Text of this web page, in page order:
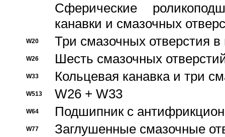
Сферические
канавки и смазочных
W20 Три смазочных отверстия
W26 Шесть смазочных
W33 Кольцевая канавка и три
W513 W26 + W33
W64 Подшипник с
W77 Заглушенные смазочные